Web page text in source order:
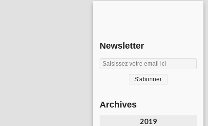
Newsletter
Archives
2019